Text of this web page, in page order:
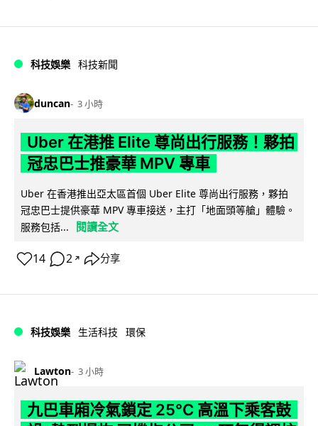
科技娛樂 科技新聞
duncan 3 小時
Uber 在港推 Elite 尊尚出行服務！夥拍
冠忠巴士推豪華 MPV 專車
Uber 在香港推出亞太區首個 Uber Elite 尊尚出行服務，夥拍
冠忠巴士提供豪華 MPV 專車接送，主打「地面頭等艙」體驗。
服務包括...
閱讀全文
14 2 ↗ 分享
科技娛樂 生活科技 環保
Lawton 3 小時
九巴車廂冷氣鎖定 25°C 高溫下乘客鼓